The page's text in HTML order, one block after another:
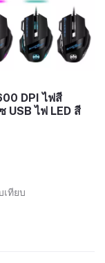
DPI ไฟสี
USB ไฟ LED สี
เทียบ